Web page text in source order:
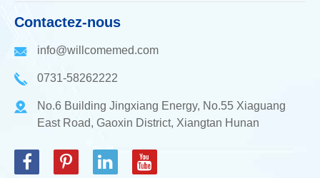
Contactez-nous
info@willcomemed.com
0731-58262222
No.6 Building Jingxiang Energy, No.55 Xiaguang
East Road, Gaoxin District, Xiangtan Hunan